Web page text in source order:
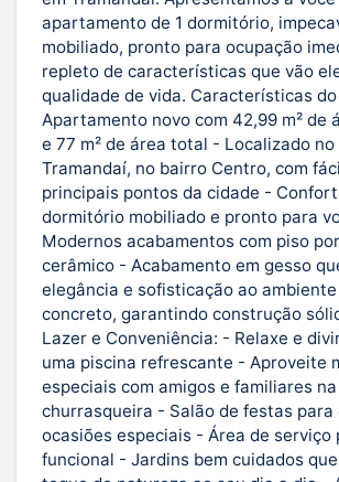
apartamento de 1 dormitório,
mobiliado, pronto para ocupação
repleto de características que vão
qualidade de vida. Características
Apartamento novo com 42,99 m² de
e 77 m² de área total - Localizado no
Tramandaí, no bairro Centro, com
principais pontos da cidade -
dormitório mobiliado e pronto para
Modernos acabamentos com piso
cerâmico - Acabamento em gesso
elegância e sofisticação ao
concreto, garantindo construção
Lazer e Conveniência: - Relaxe e
uma piscina refrescante - Aproveite
especiais com amigos e familiares na
churrasqueira - Salão de festas para
ocasiões especiais - Área de serviço
funcional - Jardins bem cuidados